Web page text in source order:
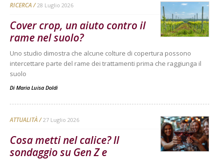
RICERCA 28 Luglio 2026
Cover crop, un aiuto contro il
rame nel suolo?
Uno studio dimostra che alcune colture di copertura possono
intercettare parte del rame dei trattamenti prima che raggiunga il
suolo
Di Maria Luisa Doldi
ATTUALITÀ 27 Luglio 2026
Cosa metti nel calice? Il
sondaggio su Gen Z e